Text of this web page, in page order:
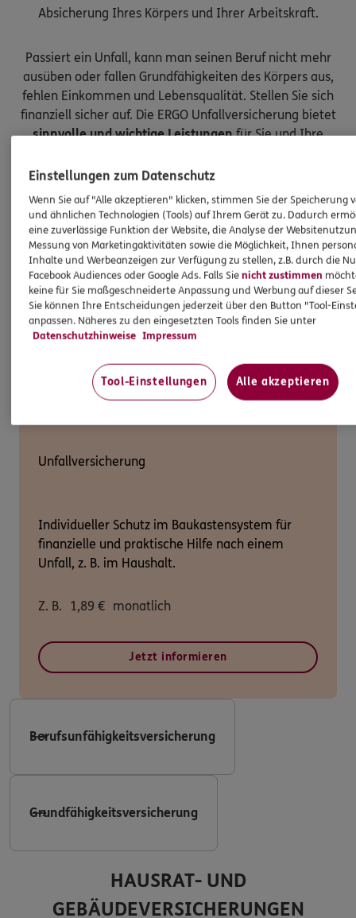
Absicherung Ihres Körpers und Ihrer Arbeitskraft.
Passiert ein Unfall, kann man seinen Beruf nicht mehr
ausüben oder fallen Grundfähigkeiten des Körpers aus,
fehlen Einkommen und Lebensqualität. Stellen Sie sich
finanziell sicher auf. Die ERGO Unfallversicherung bietet
sinnvolle und wichtige Leistungenfür Sie und Ihre
Unfallversicherung
Individueller Schutz im Baukastensystem für
finanzielle und praktische Hilfe nach einem
Unfall, z. B. im Haushalt.
Z. B. 1,89 € monatlich
Jetzt informieren
Berufsunfähigkeitsversicherung
Grundfähigkeitsversicherung
HAUSRAT- UND
GEBÄUDEVERSICHERUNGEN
Einstellungen zum Datenschutz
Wenn Sie auf "Alle akzeptieren" klicken, stimmen Sie der Speicherung
und ähnlichen Technologien (Tools) auf Ihrem Gerät zu. Dadurch
eine zuverlässige Funktion der Website, die Analyse der
Messung von Marketingaktivitäten sowie die Möglichkeit, Ihnen
Inhalte und Werbeanzeigen zur Verfügung zu stellen, z.B. durch die
Facebook Audiences oder Google Ads. Falls Sienicht zustimmen
keine für Sie maßgeschneiderte Anpassung und Werbung auf dieser
Sie können Ihre Entscheidungen jederzeit über den Button "Tool-
anpassen. Näheres zu den eingesetzten Tools finden Sie unter
Datenschutzhinweise Impressum
Tool-Einstellungen Alle akzeptieren